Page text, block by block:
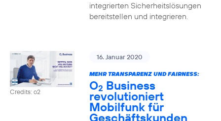
integrierten Sicherheitslösungen
bereitstellen und integrieren.
Credits: o2
16. Januar 2020
MEHR TRANSPARENZ UND FAIRNESS:
O2 Business
revolutioniert
Mobilfunk für
Geschäftskunden